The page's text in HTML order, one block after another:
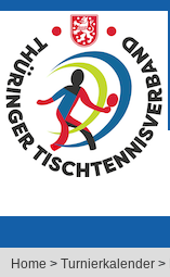
Home > Turnierkalender >